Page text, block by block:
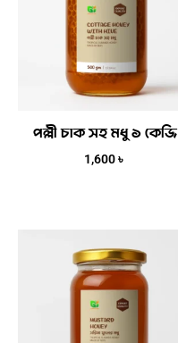
পল্লী চাক সহ মধু ১ কেজি
1,600৳